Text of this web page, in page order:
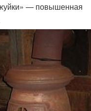
— повышенная